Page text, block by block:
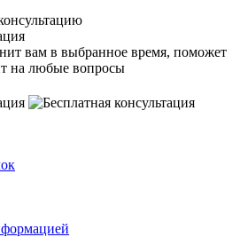
вам в выбранное время, поможет
на любые вопросы